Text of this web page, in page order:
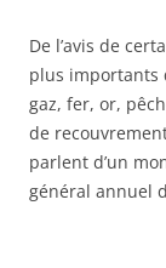
De l’avis de
plus importants
gaz, fer, or,
de
parlent d’un
général annuel